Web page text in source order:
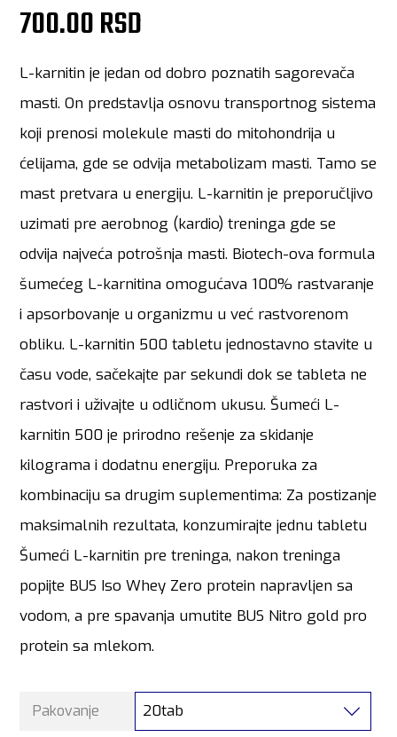
700.00 RSD
L-karnitin je jedan od dobro poznatih sagorevača
masti. On predstavlja osnovu transportnog sistema
koji prenosi molekule masti do mitohondrija u
ćelijama, gde se odvija metabolizam masti. Tamo se
mast pretvara u energiju. L-karnitin je preporučljivo
uzimati pre aerobnog (kardio) treninga gde se
odvija najveća potrošnja masti. Biotech-ova formula
šumećeg L-karnitina omogućava 100% rastvaranje
i apsorbovanje u organizmu u već rastvorenom
obliku. L-karnitin 500 tabletu jednostavno stavite u
času vode, sačekajte par sekundi dok se tableta ne
rastvori i uživajte u odličnom ukusu. Šumeći L-
karnitin 500 je prirodno rešenje za skidanje
kilograma i dodatnu energiju. Preporuka za
kombinaciju sa drugim suplementima: Za postizanje
maksimalnih rezultata, konzumirajte jednu tabletu
Šumeći L-karnitin pre treninga, nakon treninga
popijte BUS Iso Whey Zero protein napravljen sa
vodom, a pre spavanja umutite BUS Nitro gold pro
protein sa mlekom.
Pakovanje 20tab